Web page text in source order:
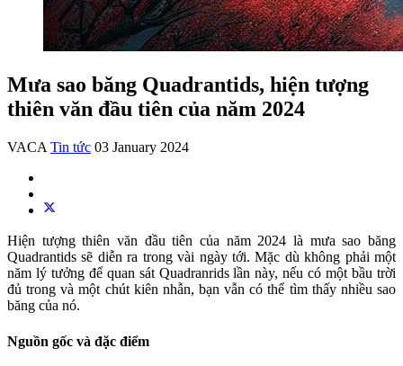
Mưa sao băng Quadrantids, hiện tượng
thiên văn đầu tiên của năm 2024
VACA Tin tức 03 January 2024
Hiện tượng thiên văn đầu tiên của năm 2024 là mưa sao băng
Quadrantids sẽ diễn ra trong vài ngày tới. Mặc dù không phải một
năm lý tưởng để quan sát Quadranrids lần này, nếu có một bầu trời
đủ trong và một chút kiên nhẫn, bạn vẫn có thể tìm thấy nhiều sao
băng của nó.
Nguồn gốc và đặc điểm